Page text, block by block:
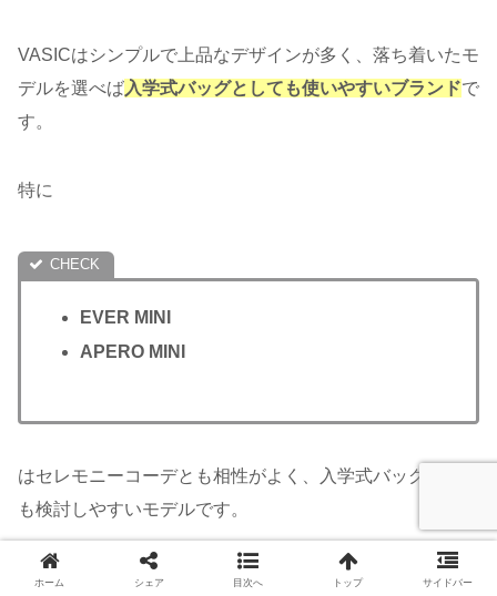
VASICはシンプルで上品なデザインが多く、落ち着いたモ
デルを選べば入学式バッグとしても使いやすいブランドで
す。
特に
EVER MINI
APERO MINI
はセレモニーコーデとも相性がよく、入学式バッグとして
も検討しやすいモデルです。
カラーは ブラックやグレージュ など落ち着いた色を選ぶ
ホーム シェア 目次へ トップ サイドバー